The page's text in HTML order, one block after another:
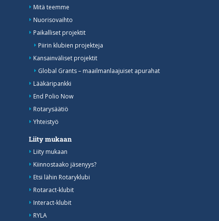
Mitä teemme
Nuorisovaihto
Paikalliset projektit
Piirin klubien projekteja
Kansainväliset projektit
Global Grants – maailmanlaajuiset apurahat
Lääkäripankki
End Polio Now
Rotarysäätiö
Yhteistyö
Liity mukaan
Liity mukaan
Kiinnostaako jäsenyys?
Etsi lähin Rotaryklubi
Rotaract-klubit
Interact-klubit
RYLA